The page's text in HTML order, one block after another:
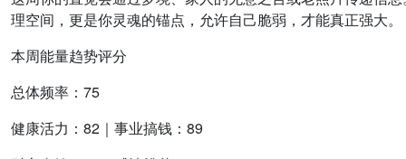
理空间，更是你灵魂的锚点，允许自己脆弱，才能真正强大。
本周能量趋势评分
总体频率：75
健康活力：82｜事业搞钱：89